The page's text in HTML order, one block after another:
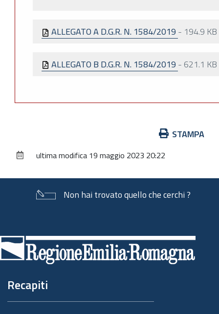
ALLEGATO A D.G.R. N. 1584/2019 - 194.9 KB
ALLEGATO B D.G.R. N. 1584/2019 - 621.1 KB
documento
STAMPA
ultima modifica 19 maggio 2023 20:22
Non hai trovato quello che cerchi ?
di
pagina
Recapiti